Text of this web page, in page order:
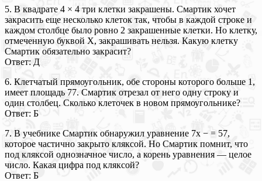
5. В квадрате 4 × 4 три клетки закрашены. Смартик хочет
закрасить еще несколько клеток так, чтобы в каждой строке и
каждом столбце было ровно 2 закрашенные клетки. Но клетку,
отмеченную буквой Х, закрашивать нельзя. Какую клетку
Смартик обязательно закрасит?
Ответ: Д
6. Клетчатый прямоугольник, обе стороны которого больше 1,
имеет площадь 77. Смартик отрезал от него одну строку и
один столбец. Сколько клеточек в новом прямоугольнике?
Ответ: Б
7. В учебнике Смартик обнаружил уравнение 7x − = 57,
которое частично закрыто кляксой. Но Смартик помнит, что
под кляксой однозначное число, а корень уравнения — целое
число. Какая цифра под кляксой?
Ответ: Б